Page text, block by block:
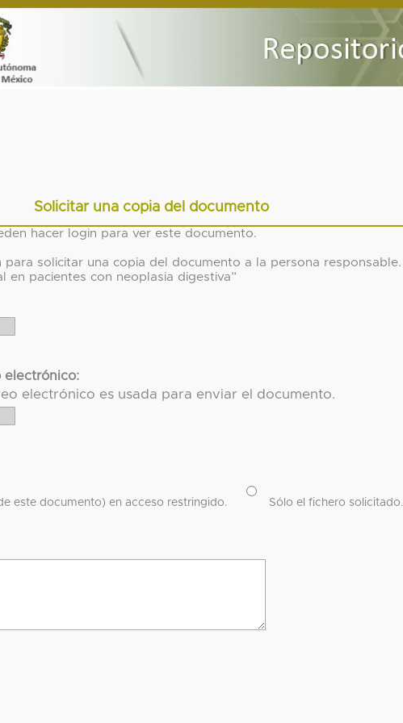
Solicitar una copia del documento
hacer login para ver este documento.
para solicitar una copia del documento a la persona responsable.
en pacientes con neoplasia digestiva”
electrónico:
electrónico es usada para enviar el documento.
este documento) en acceso restringido. Sólo el fichero solicitado.